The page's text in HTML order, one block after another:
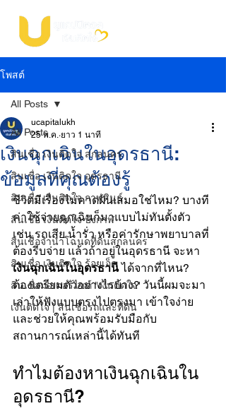
โพสต์
All Posts
สินเชื่อ เงินติดใจ สกลนคร
สินเชื่อ เงินติดใจ อุดรธานี
สินเชื่อ เงินติดใจ กาฬสินธุ์
สินเชื่อ เงินติดใจ บึงกาฬ
สินเชื่อจำนำโฉนดที่ดินสกลนคร
สินเชื่อ เงินติดใจ ร้อยเอ็ด
สินเชื่อมอเตอร์ไซค์ "เงินติดใจ"
เงินติดใจ | สินเชื่อรถและที่ดิน
All Posts
เงินฉุกเฉินในอุดรธานี:
ข้อมูลที่คุณต้องรู้
ucapitalukh
25 พ.ค. ยาว 1 นาที
ชีวิตมีเรื่องไม่คาดฝันเสมอใช่ไหม? บางที
ค่าใช้จ่ายฉุกเฉินก็มาแบบไม่ทันตั้งตัว
เช่น รถเสีย น้ำรั่ว หรือค่ารักษาพยาบาลที่
ต้องรีบจ่าย แล้วถ้าอยู่ในอุดรธานี จะหา
เงินฉุกเฉินในอุดรธานี ได้จากที่ไหน?
ต้องเตรียมตัวอย่างไรบ้าง? วันนี้ผมจะมา
เล่าให้ฟังแบบตรงไปตรงมา เข้าใจง่าย
และช่วยให้คุณพร้อมรับมือกับ
สถานการณ์เหล่านี้ได้ทันที
ทำไมต้องหาเงินฉุกเฉินใน
อุดรธานี?